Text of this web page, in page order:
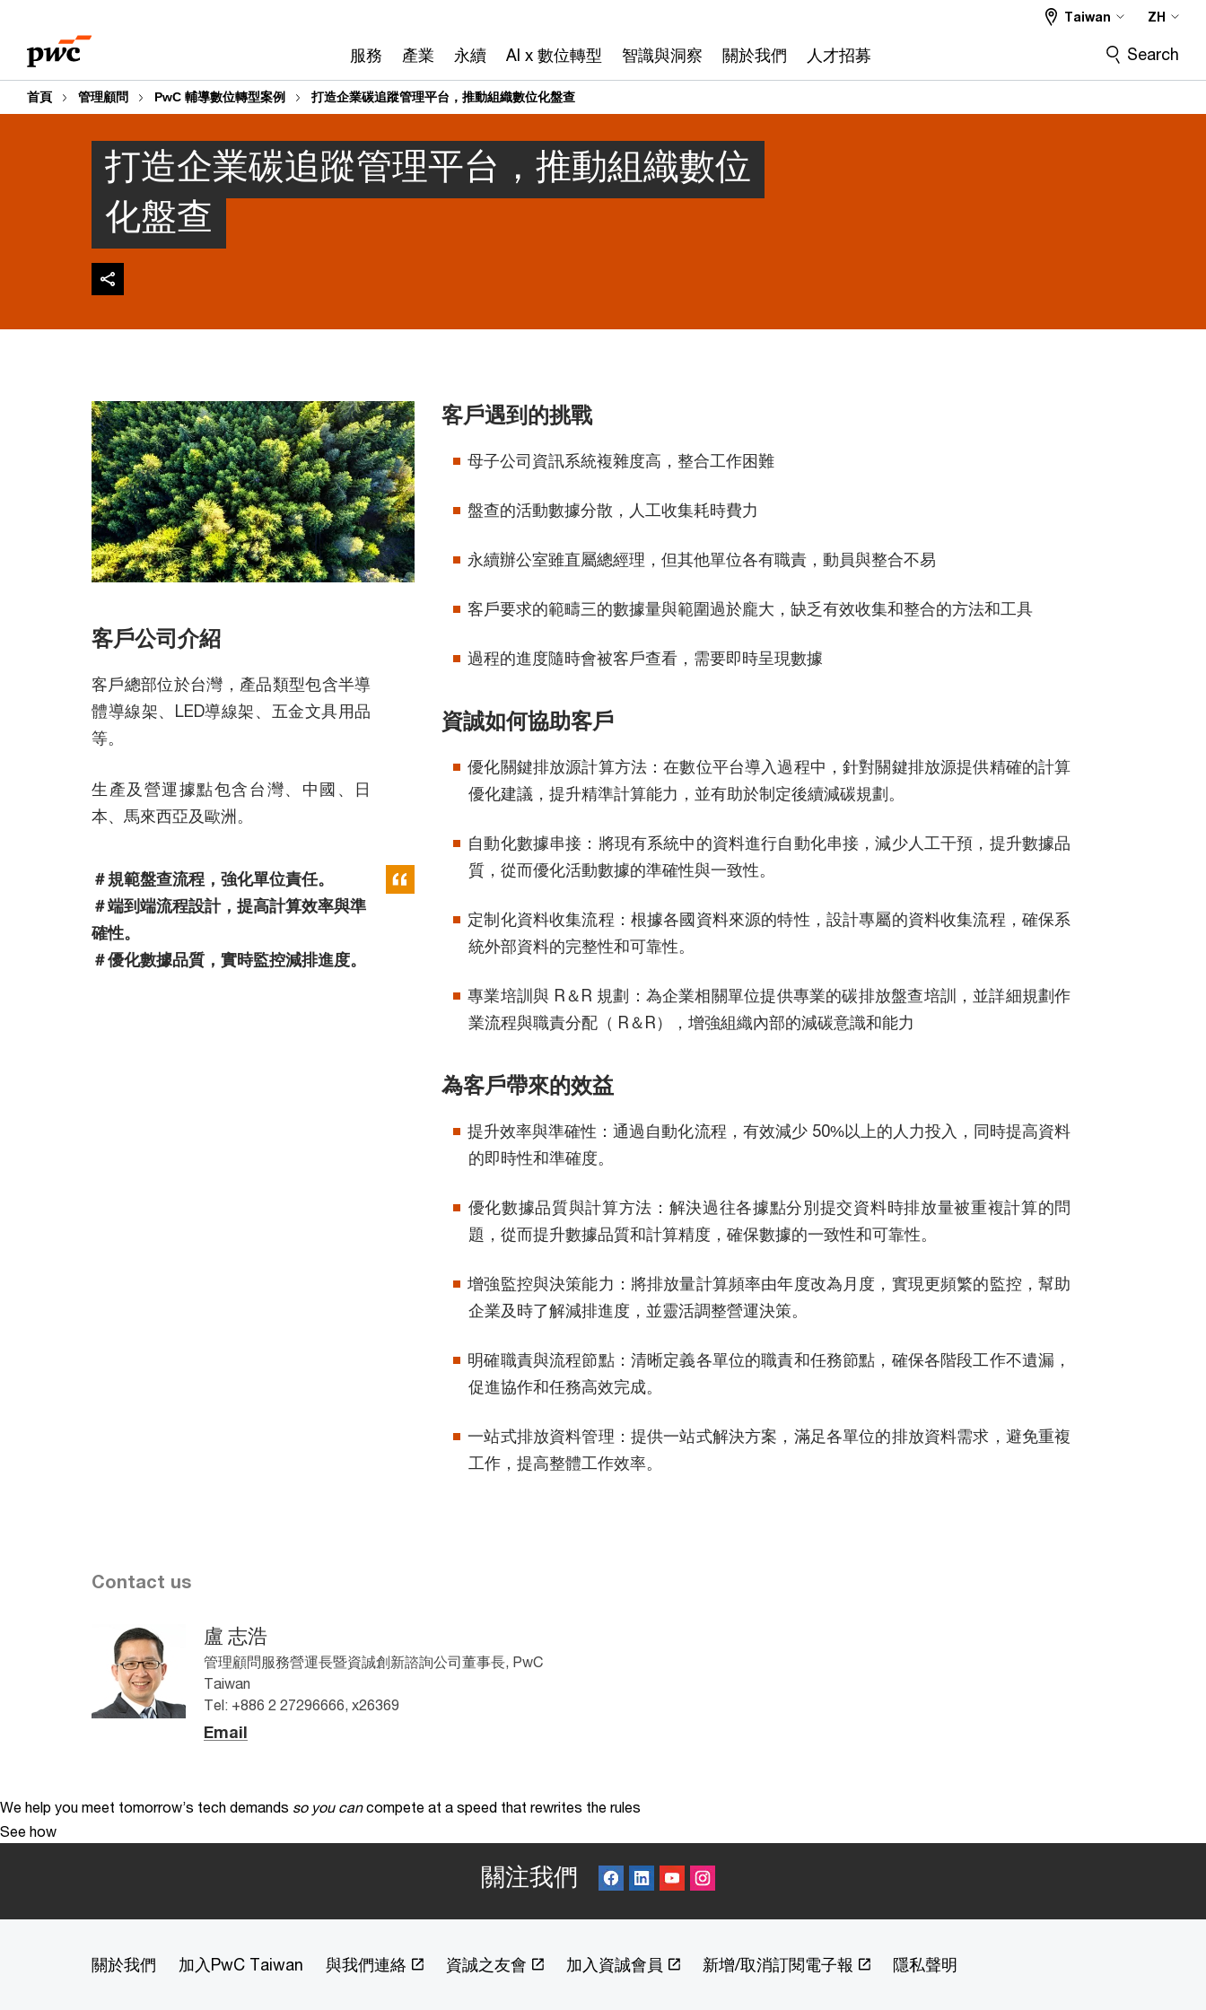
content
footer
服務 產業 永續 AI x 數位轉型 智識與洞察 關於我們 人才招募
Taiwan ZH
Search
首頁 管理顧問 PwC 輔導數位轉型案例 打造企業碳追蹤管理平台，推動組織數位化盤查
打造企業碳追蹤管理平台，推動組織數位
化盤查
客戶公司介紹
客戶總部位於台灣，產品類型包含半導
體導線架、LED導線架、五金文具用品
等。
生產及營運據點包含台灣、中國、日
本、馬來西亞及歐洲。
＃規範盤查流程，強化單位責任。
＃端到端流程設計，提高計算效率與準
確性。
＃優化數據品質，實時監控減排進度。
客戶遇到的挑戰
母子公司資訊系統複雜度高，整合工作困難
盤查的活動數據分散，人工收集耗時費力
永續辦公室雖直屬總經理，但其他單位各有職責，動員與整合不易
客戶要求的範疇三的數據量與範圍過於龐大，缺乏有效收集和整合的方法和工具
過程的進度隨時會被客戶查看，需要即時呈現數據
資誠如何協助客戶
優化關鍵排放源計算方法：在數位平台導入過程中，針對關鍵排放源提供精確的計算
優化建議，提升精準計算能力，並有助於制定後續減碳規劃。
自動化數據串接：將現有系統中的資料進行自動化串接，減少人工干預，提升數據品
質，從而優化活動數據的準確性與一致性。
定制化資料收集流程：根據各國資料來源的特性，設計專屬的資料收集流程，確保系
統外部資料的完整性和可靠性。
專業培訓與 R＆R 規劃：為企業相關單位提供專業的碳排放盤查培訓，並詳細規劃作
業流程與職責分配（ R＆R），增強組織內部的減碳意識和能力
為客戶帶來的效益
提升效率與準確性：通過自動化流程，有效減少 50%以上的人力投入，同時提高資料
的即時性和準確度。
優化數據品質與計算方法：解決過往各據點分別提交資料時排放量被重複計算的問
題，從而提升數據品質和計算精度，確保數據的一致性和可靠性。
增強監控與決策能力：將排放量計算頻率由年度改為月度，實現更頻繁的監控，幫助
企業及時了解減排進度，並靈活調整營運決策。
明確職責與流程節點：清晰定義各單位的職責和任務節點，確保各階段工作不遺漏，
促進協作和任務高效完成。
一站式排放資料管理：提供一站式解決方案，滿足各單位的排放資料需求，避免重複
工作，提高整體工作效率。
Contact us
盧 志浩
管理顧問服務營運長暨資誠創新諮詢公司董事長, PwC
Taiwan
Tel: +886 2 27296666, x26369
Email
We help you meet tomorrow’s tech demands so you can compete at a speed that rewrites the rules
See how
關注我們
關於我們 加入PwC Taiwan 與我們連絡 資誠之友會 加入資誠會員 新增/取消訂閱電子報 隱私聲明